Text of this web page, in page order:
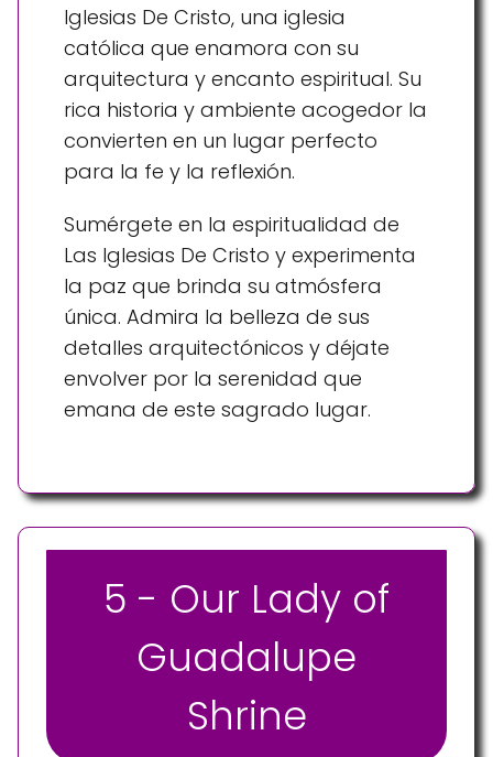
Iglesias De Cristo, una iglesia
católica que enamora con su
arquitectura y encanto espiritual. Su
rica historia y ambiente acogedor la
convierten en un lugar perfecto
para la fe y la reflexión.
Sumérgete en la espiritualidad de
Las Iglesias De Cristo y experimenta
la paz que brinda su atmósfera
única. Admira la belleza de sus
detalles arquitectónicos y déjate
envolver por la serenidad que
emana de este sagrado lugar.
5 - Our Lady of
Guadalupe
Shrine